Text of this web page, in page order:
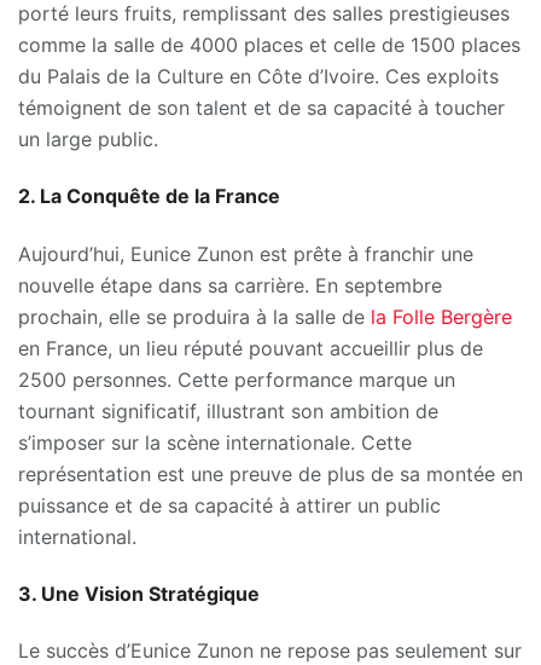
porté leurs fruits, remplissant des salles prestigieuses
comme la salle de 4000 places et celle de 1500 places
du Palais de la Culture en Côte d’Ivoire. Ces exploits
témoignent de son talent et de sa capacité à toucher
un large public.
2. La Conquête de la France
Aujourd’hui, Eunice Zunon est prête à franchir une
nouvelle étape dans sa carrière. En septembre
prochain, elle se produira à la salle de la Folle Bergère
en France, un lieu réputé pouvant accueillir plus de
2500 personnes. Cette performance marque un
tournant significatif, illustrant son ambition de
s’imposer sur la scène internationale. Cette
représentation est une preuve de plus de sa montée en
puissance et de sa capacité à attirer un public
international.
3. Une Vision Stratégique
Le succès d’Eunice Zunon ne repose pas seulement sur